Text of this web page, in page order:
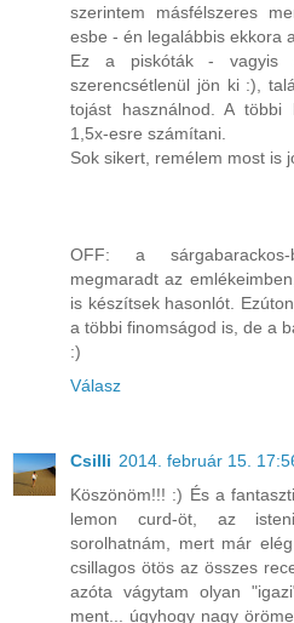
szerintem másfélszeres
esbe - én legalábbis ekkora
Ez a piskóták - vagyis
szerencsétlenül jön ki :),
tojást használnod. A többi
1,5x-esre számítani.
Sok sikert, remélem most is
OFF: a
megmaradt az
is készítsek hasonlót.
a többi finomságod is, de a
:)
Válasz
Csilli 2014. február 15.
Köszönöm!!! :) És a
lemon curd-öt, az
sorolhatnám, mert már
csillagos ötös az összes
azóta vágytam olyan
ment... úgyhogy nagy